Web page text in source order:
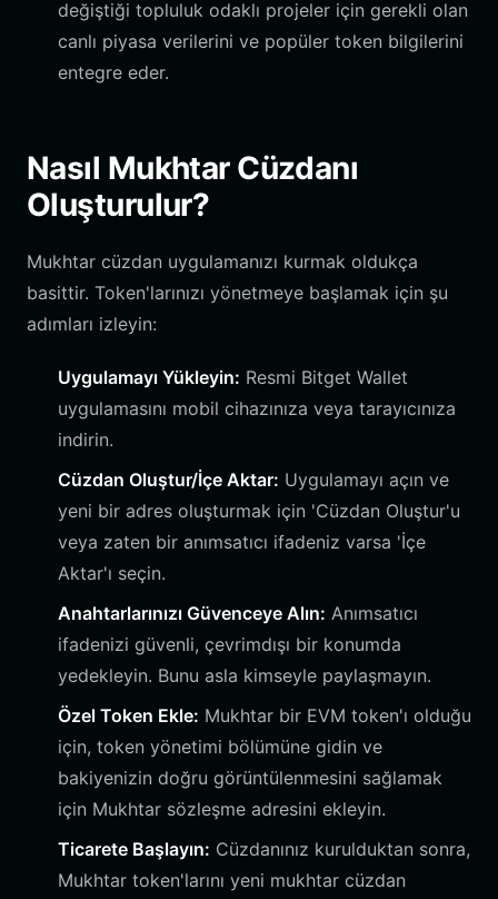
değiştiği topluluk odaklı projeler için gerekli olan
canlı piyasa verilerini ve popüler token bilgilerini
entegre eder.
Nasıl Mukhtar Cüzdanı
Oluşturulur?
Mukhtar cüzdan uygulamanızı kurmak oldukça
basittir. Token'larınızı yönetmeye başlamak için şu
adımları izleyin:
Uygulamayı Yükleyin: Resmi Bitget Wallet
uygulamasını mobil cihazınıza veya tarayıcınıza
indirin.
Cüzdan Oluştur/İçe Aktar: Uygulamayı açın ve
yeni bir adres oluşturmak için 'Cüzdan Oluştur'u
veya zaten bir anımsatıcı ifadeniz varsa 'İçe
Aktar'ı seçin.
Anahtarlarınızı Güvenceye Alın: Anımsatıcı
ifadenizi güvenli, çevrimdışı bir konumda
yedekleyin. Bunu asla kimseyle paylaşmayın.
Özel Token Ekle: Mukhtar bir EVM token'ı olduğu
için, token yönetimi bölümüne gidin ve
bakiyenizin doğru görüntülenmesini sağlamak
için Mukhtar sözleşme adresini ekleyin.
Ticarete Başlayın: Cüzdanınız kurulduktan sonra,
Mukhtar token'larını yeni mukhtar cüzdan